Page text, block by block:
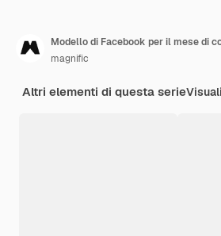
magnific
Altri elementi di questa serie